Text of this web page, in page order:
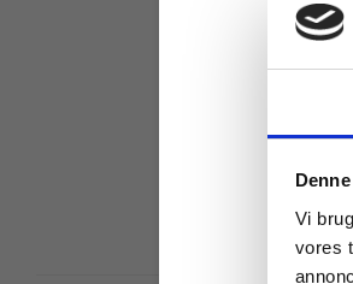
Vi
vores
Køb